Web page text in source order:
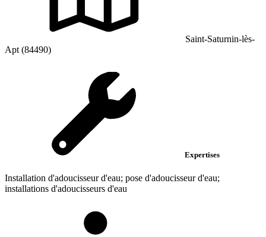
Saint-Saturnin-lès-
Apt (84490)
Expertises
Installation d'adoucisseur d'eau; pose d'adoucisseur d'eau;
installations d'adoucisseurs d'eau